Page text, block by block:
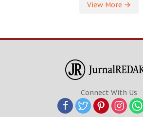
View More
Connect With Us